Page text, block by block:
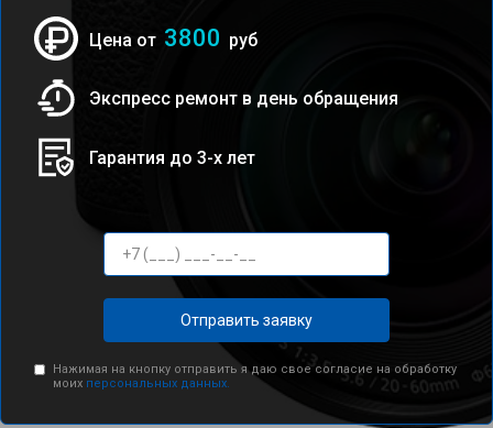
Цена от 3800 руб
Экспресс ремонт в день обращения
Гарантия до 3-х лет
Отправить заявку
Нажимая на кнопку отправить я даю свое согласие на обработку
моих персональных данных.